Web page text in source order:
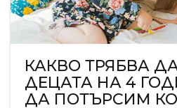
КАКВО ТРЯБВА
ДЕЦАТА НА 4
ДА ПОТЪРСИМ